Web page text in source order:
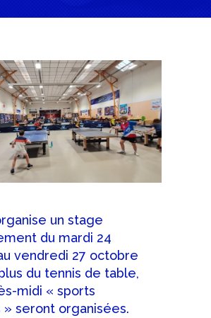
un stage
du mardi 24
vendredi 27 octobre
du tennis de table,
midi « sports
seront organisées.